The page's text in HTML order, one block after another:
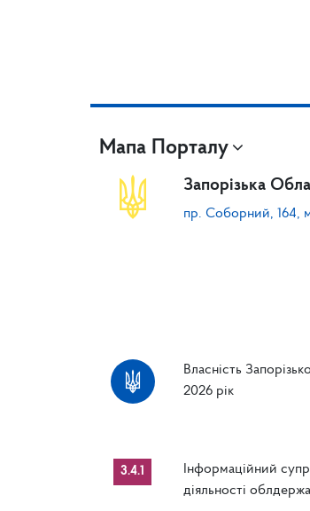
Мапа Порталу
Запорізька
пр. Соборний, 164,
Власність
2026 рік
3.4.1
Інформаційний
діяльності